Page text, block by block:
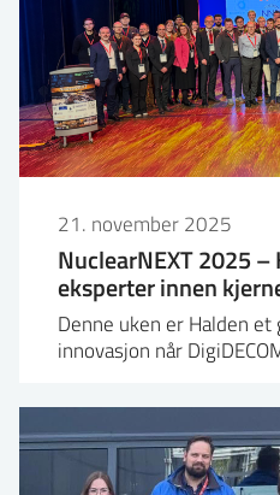
21. november 2025
NuclearNEXT 2025
eksperter innen
Denne uken er Halden
innovasjon når